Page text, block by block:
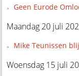
Geen Eurode
Maandag 20 juli
Mike Teunissen
Woensdag 15 juli